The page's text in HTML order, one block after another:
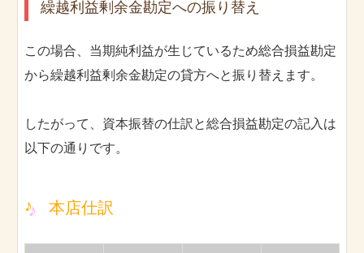
繰越利益剰余金勘定への振り替え
この場合、当期純利益が生じているため総合損益勘定
から繰越利益剰余金勘定の貸方へと振り替えます。
したがって、資本振替の仕訳と総合損益勘定の記入は
以下の通りです。
本店仕訳